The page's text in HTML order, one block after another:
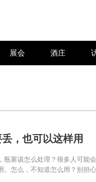
展会 酒庄
，也可以这样用
瓶塞该怎么处理？很多人可能
。怎么，不知道怎么用？别担